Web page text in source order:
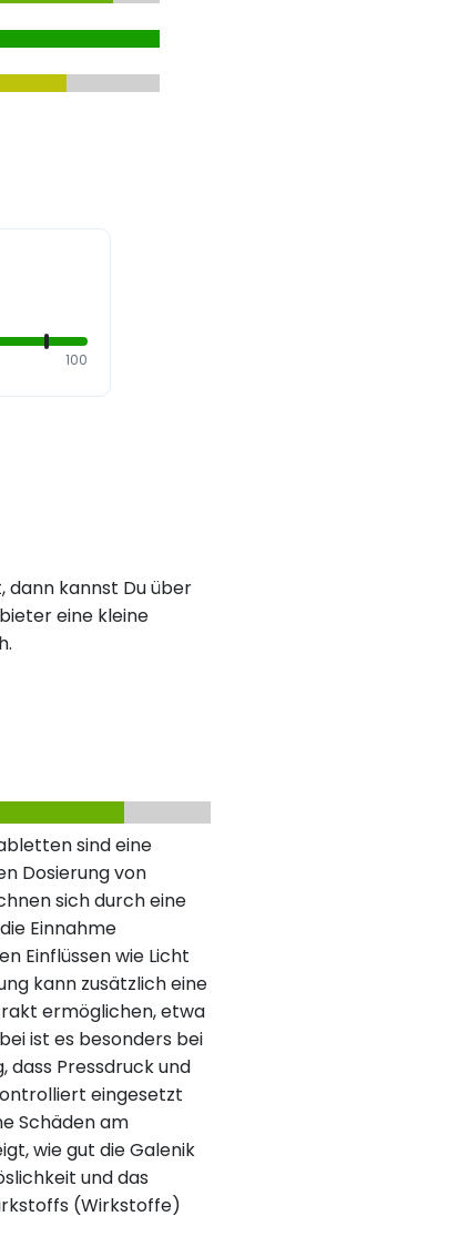
100
dann kannst Du über
eine kleine
sind eine
Dosierung von
sich durch eine
Einnahme
Einflüssen wie Licht
kann zusätzlich eine
ermöglichen, etwa
ist es besonders bei
Pressdruck und
eingesetzt
Schäden am
wie gut die Galenik
und das
(Wirkstoffe)